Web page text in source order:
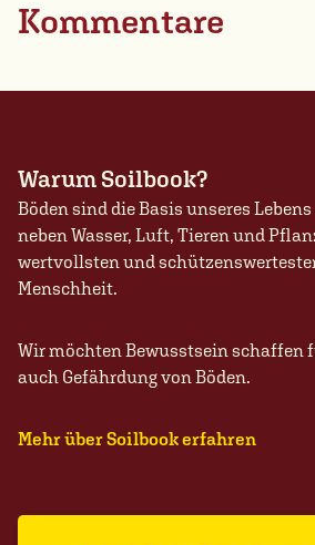
Kommentare
Warum Soilbook?
Böden sind die Basis unseres
neben Wasser, Luft, Tieren und
wertvollsten und
Menschheit.
Wir möchten Bewusstsein schaffen
auch Gefährdung von Böden.
Mehr über Soilbook erfahren